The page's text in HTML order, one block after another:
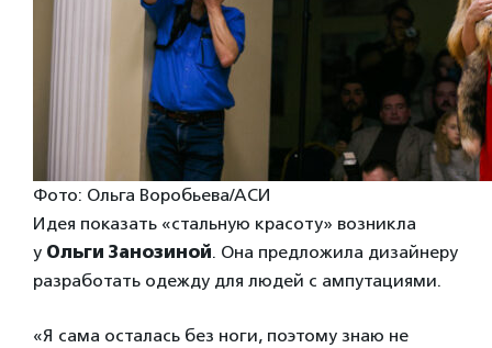
Фото: Ольга Воробьева/АСИ
Идея показать «стальную красоту» возникла
у Ольги Занозиной. Она предложила дизайнеру
разработать одежду для людей с ампутациями.
«Я сама осталась без ноги, поэтому знаю не